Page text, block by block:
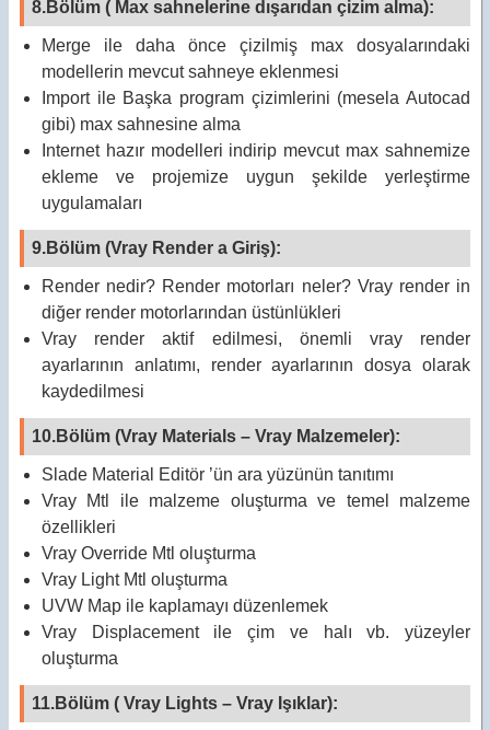
8.Bölüm ( Max sahnelerine dışarıdan çizim alma):
Merge ile daha önce çizilmiş max dosyalarındaki
modellerin mevcut sahneye eklenmesi
Import ile Başka program çizimlerini (mesela Autocad
gibi) max sahnesine alma
Internet hazır modelleri indirip mevcut max sahnemize
ekleme ve projemize uygun şekilde yerleştirme
uygulamaları
9.Bölüm (Vray Render a Giriş):
Render nedir? Render motorları neler? Vray render in
diğer render motorlarından üstünlükleri
Vray render aktif edilmesi, önemli vray render
ayarlarının anlatımı, render ayarlarının dosya olarak
kaydedilmesi
10.Bölüm (Vray Materials – Vray Malzemeler):
Slade Material Editör ’ün ara yüzünün tanıtımı
Vray Mtl ile malzeme oluşturma ve temel malzeme
özellikleri
Vray Override Mtl oluşturma
Vray Light Mtl oluşturma
UVW Map ile kaplamayı düzenlemek
Vray Displacement ile çim ve halı vb. yüzeyler
oluşturma
11.Bölüm ( Vray Lights – Vray Işıklar):